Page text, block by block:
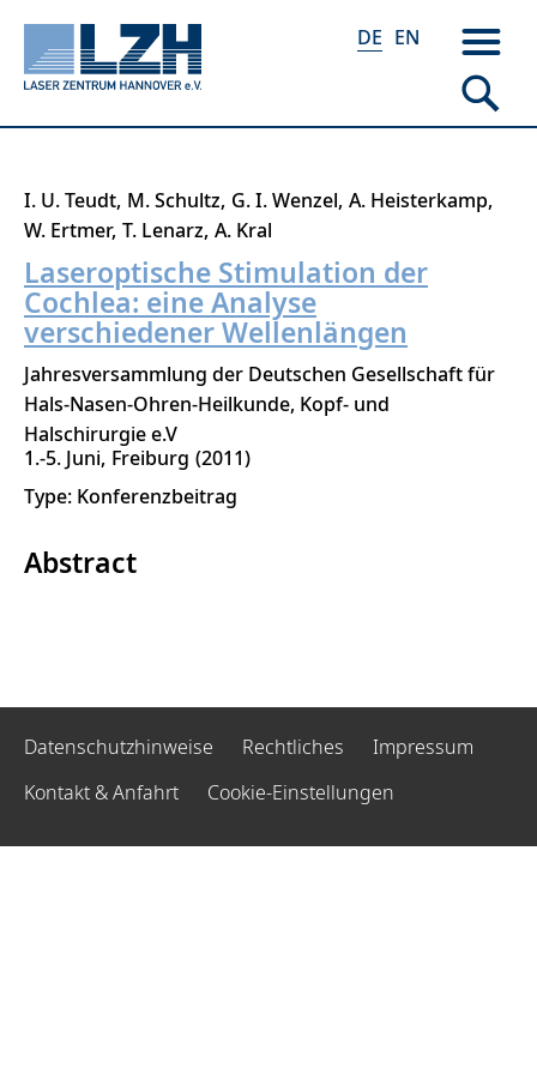
Direkt
zum
Inhalt
DE EN
I. U. Teudt M. Schultz G. I. Wenzel A. Heisterkamp
W. Ertmer T. Lenarz A. Kral
Laseroptische Stimulation der
Cochlea: eine Analyse
verschiedener Wellenlängen
Jahresversammlung der Deutschen Gesellschaft für
Hals-Nasen-Ohren-Heilkunde, Kopf- und
Halschirurgie e.V
1.-5. Juni Freiburg 2011
Type: Konferenzbeitrag
Abstract
Datenschutzhinweise Rechtliches
Impressum
Kontakt & Anfahrt
Cookie-Einstellungen